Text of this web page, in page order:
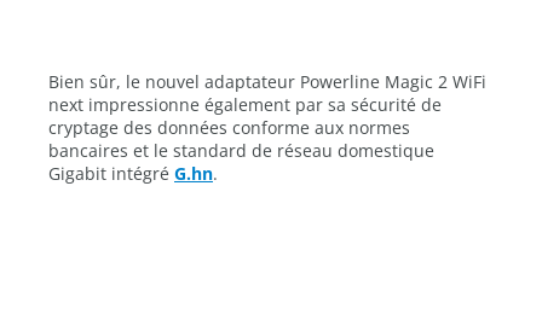
Bien sûr, le nouvel adaptateur Powerline Magic 2 WiFi
next impressionne également par sa sécurité de
cryptage des données conforme aux normes
bancaires et le standard de réseau domestique
Gigabit intégré G.hn.